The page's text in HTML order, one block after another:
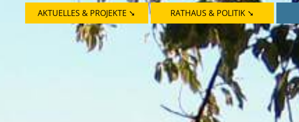
AKTUELLES & PROJEKTE ➘ RATHAUS & POLITIK ➘